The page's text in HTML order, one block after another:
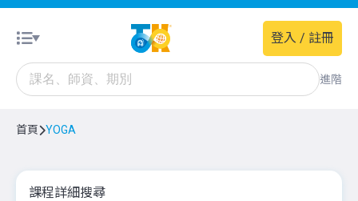
進階
登入 / 註冊
首頁 YOGA
課程詳細搜尋